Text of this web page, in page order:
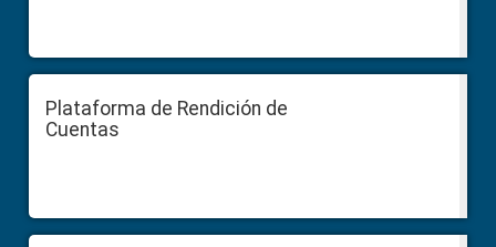
Plataforma de Rendición de
Cuentas